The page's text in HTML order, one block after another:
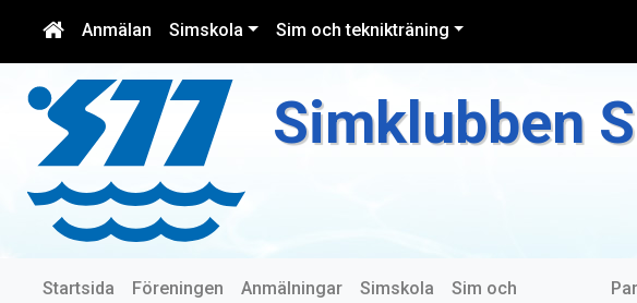
Anmälan Simskola Sim och teknikträning
Simklubben
Startsida Föreningen Anmälningar Simskola
Sim och